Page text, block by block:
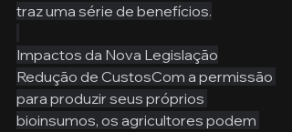
traz uma série de benefícios.
Impactos da Nova Legislação
Redução de CustosCom a permissão
para produzir seus próprios
bioinsumos, os agricultores podem